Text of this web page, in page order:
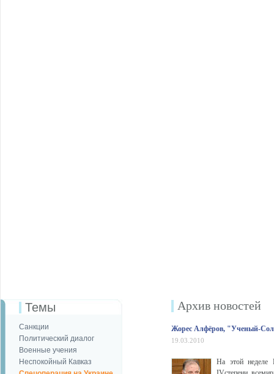
Темы
Санкции
Политический диалог
Военные учения
Неспокойный Кавказ
Архив новостей
Жорес Алфёров, "Ученый-
19.03.2010
На этой неделе